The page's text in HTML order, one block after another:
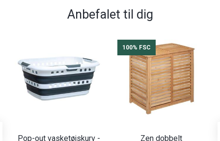
Anbefalet til dig
Pop-out vasketøjskurv -
100% FSC
Zen dobbelt